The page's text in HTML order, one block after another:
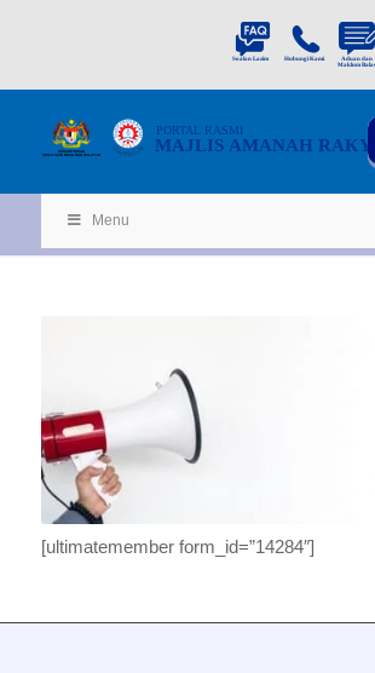
MAJLIS AMANAH
PORTAL RASMI
KEMENTERIAN
KEMAJUAN DESA DAN WILA YAH
Menu
[ultimatemember form_id=”14284″]